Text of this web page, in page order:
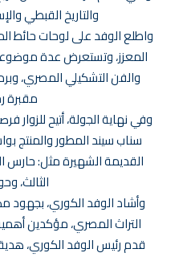
والتاريخ القبطي
واطلع الوفد على لوحات حائط
المعزز، وتستعرض عدة
والفن التشكيلي المصري،
مقبرة
وفي نهاية الجولة، أتيح للزوار
سناب سيند المطور والمنتج
القديمة الشهيرة مثل:
الثالث،
وأشاد الوفد الكوري، بجهود
التراث المصري، مؤكدين
قدم رئيس الوفد الكوري،